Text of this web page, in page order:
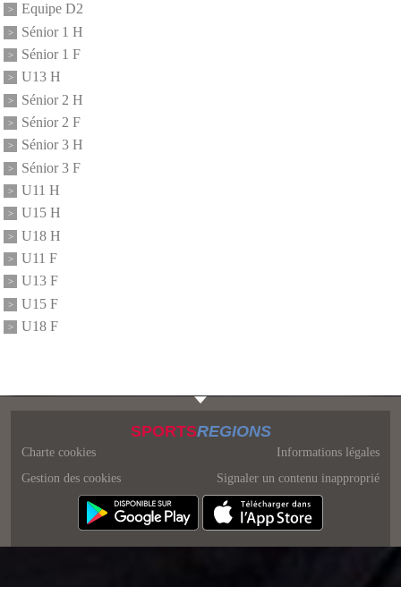
Equipe D2
Sénior 1 H
Sénior 1 F
U13 H
Sénior 2 H
Sénior 2 F
Sénior 3 H
Sénior 3 F
U11 H
U15 H
U18 H
U11 F
U13 F
U15 F
U18 F
SPORTSREGIONS
Charte cookies
Gestion des cookies
Informations légales
Signaler un contenu inapproprié